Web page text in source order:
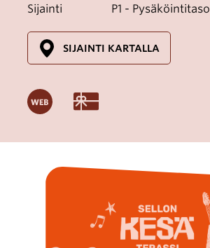
Sijainti
P1 - Pysäköintitaso
SIJAINTI KARTALLA